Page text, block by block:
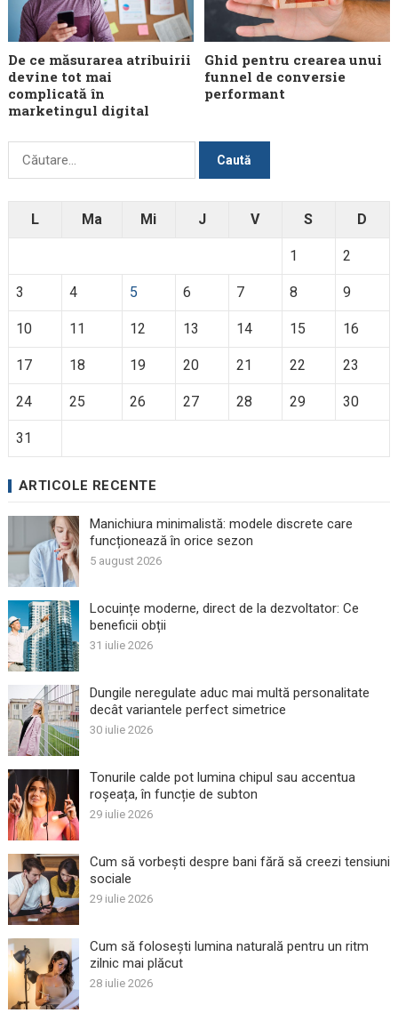
De ce măsurarea atribuirii
devine tot mai
complicată în
marketingul digital
Ghid pentru crearea unui
funnel de conversie
performant
L Ma Mi J V S D
1 2
3 4 5 6 7 8 9
10 11 12 13 14 15 16
17 18 19 20 21 22 23
24 25 26 27 28 29 30
31
ARTICOLE RECENTE
Manichiura minimalistă: modele discrete care
funcționează în orice sezon
5 august 2026
Locuințe moderne, direct de la dezvoltator: Ce
beneficii obții
31 iulie 2026
Dungile neregulate aduc mai multă personalitate
decât variantele perfect simetrice
30 iulie 2026
Tonurile calde pot lumina chipul sau accentua
roșeața, în funcție de subton
29 iulie 2026
Cum să vorbești despre bani fără să creezi tensiuni
sociale
29 iulie 2026
Cum să folosești lumina naturală pentru un ritm
zilnic mai plăcut
28 iulie 2026